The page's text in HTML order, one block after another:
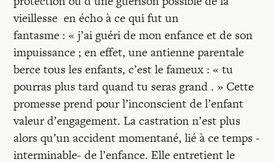
vieillesse en écho à ce qui fut un
fantasme : « j’ai guéri de mon enfance et de son
impuissance ; en effet, une antienne parentale
berce tous les enfants, c’est le fameux : « tu
pourras plus tard quand tu seras grand . » Cette
promesse prend pour l’inconscient de l’enfant
valeur d’engagement. La castration n’est plus
alors qu’un accident momentané, lié à ce temps -
interminable- de l’enfance. Elle entretient le